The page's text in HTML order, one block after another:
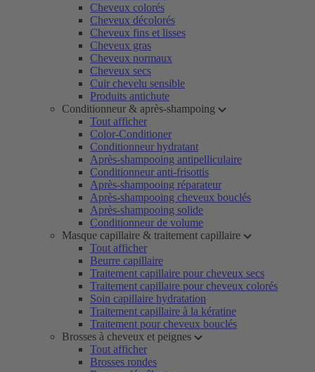
Cheveux colorés
Cheveux décolorés
Cheveux fins et lisses
Cheveux gras
Cheveux normaux
Cheveux secs
Cuir chevelu sensible
Produits antichute
Conditionneur & après-shampoing
Tout afficher
Color-Conditioner
Conditionneur hydratant
Après-shampooing antipelliculaire
Conditionneur anti-frisottis
Après-shampooing réparateur
Après-shampooing cheveux bouclés
Après-shampooing solide
Conditionneur de volume
Masque capillaire & traitement capillaire
Tout afficher
Beurre capillaire
Traitement capillaire pour cheveux secs
Traitement capillaire pour cheveux colorés
Soin capillaire hydratation
Traitement capillaire à la kératine
Traitement pour cheveux bouclés
Brosses à cheveux et peignes
Tout afficher
Brosses rondes